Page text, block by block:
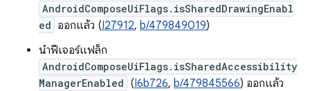
AndroidComposeUiFlags.isSharedDrawingEnabl
ed ออกแล้ว (I27912, b/479849019)
นำฟีเจอร์แฟล็ก
AndroidComposeUiFlags.isSharedAccessibility
ManagerEnabled (I6b726, b/479845566) ออกแล้ว